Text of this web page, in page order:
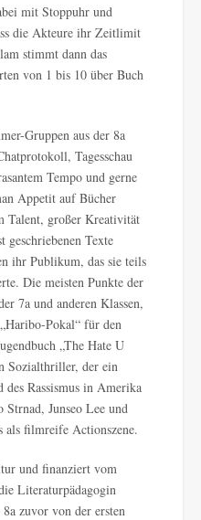
mit Stoppuhr und
die Akteure ihr Zeitlimit
stimmt dann das
von 1 bis 10 über Buch
Gruppen aus der 8a
Tagesschau
Tempo und gerne
Appetit auf Bücher
Talent, großer Kreativität
Texte
ihr Publikum, das sie teils
Die meisten Punkte der
7a und anderen Klassen,
Pokal“ für den
„The Hate U
Sozialthriller, der ein
des Rassismus in Amerika
Junseo Lee und
als filmreife Actionszene.
und finanziert vom
Literaturpädagogin
zuvor von der ersten